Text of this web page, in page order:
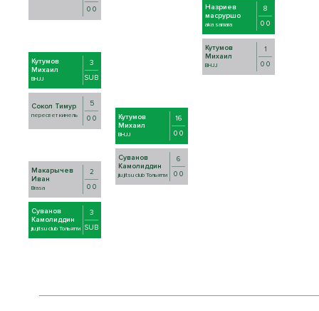
0 0
Кутумов
Михаил
BHJJ
3
SUB
Сокол Тимур
пересвет кинель
5
0 0
Макарычев
Иван
Brasa
2
0 0
Суванов
Камолиддин
jiu jitsu club Тольятти
3
SUB
Кутумов
Михаил
BHJJ
16
0 0
Суванов
Камолиддин
jiu jitsu club Тольятти
6
0 0
Назриев
масруршо
aka samara
8
0 0
Кутумов
Михаил
BHJJ
1
0 0